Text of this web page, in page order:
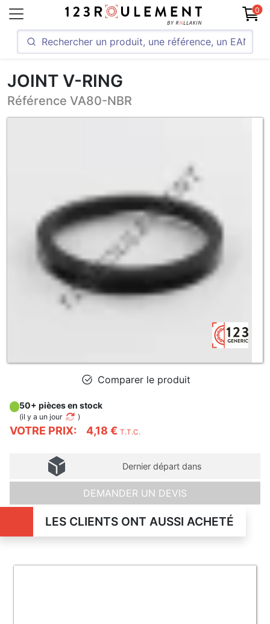
0
JOINT V-RING
Référence VA80-NBR
Comparer le produit
VOTRE PRIX: 4,18 € T.T.C.
50+ pièces en stock
(il y a un jour )
Dernier départ dans
DEMANDER UN DEVIS
LES CLIENTS ONT AUSSI ACHETÉ